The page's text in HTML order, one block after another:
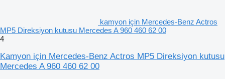
kamyon için Mercedes-Benz Actros
MP5 Direksiyon kutusu Mercedes A 960 460 62 00
4
Kamyon için Mercedes-Benz Actros MP5 Direksiyon kutusu
Mercedes A 960 460 62 00